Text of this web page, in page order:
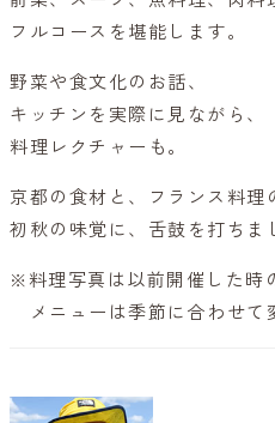
フルコースを堪能します。
野菜や食文化のお話、
キッチンを実際に見ながら、
料理レクチャーも。
京都の食材と、フランス料理
初秋の味覚に、舌鼓を打ちま
※料理写真は以前開催した時
メニューは季節に合わせて